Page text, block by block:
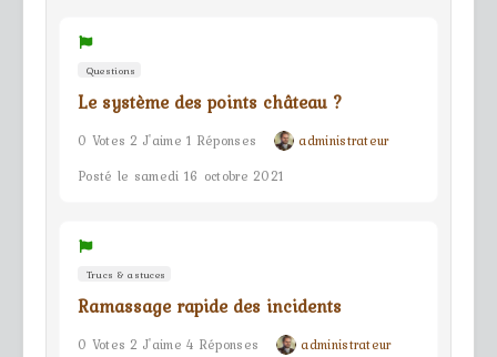
Questions
Le système des points château ?
0 Votes 2 J'aime 1 Réponses
administrateur
Posté le samedi 16 octobre 2021
Trucs & astuces
Ramassage rapide des incidents
0 Votes 2 J'aime 4 Réponses
administrateur